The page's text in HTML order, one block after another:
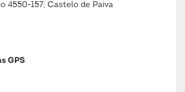
4550-157; Castelo de Paiva
GPS